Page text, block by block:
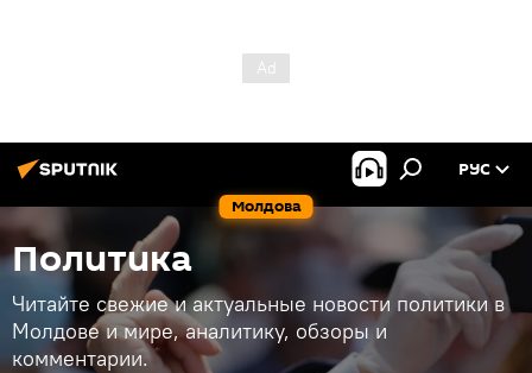
Молдова
РУС
Политика
Читайте свежие и актуальные новости политики в
Молдове и мире, аналитику, обзоры и
комментарии.